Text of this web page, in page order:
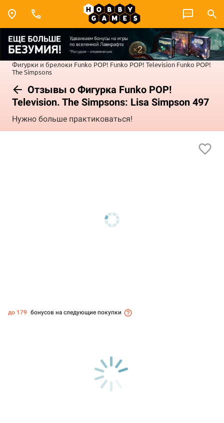
Фигурки и брелоки Funko POP! Funko POP! Television Funko POP!
The Simpsons
Отзывы о Фигурка Funko POP!
Television. The Simpsons: Lisa Simpson 497
Нужно больше практиковаться!
до 179 бонусов на следующие покупки